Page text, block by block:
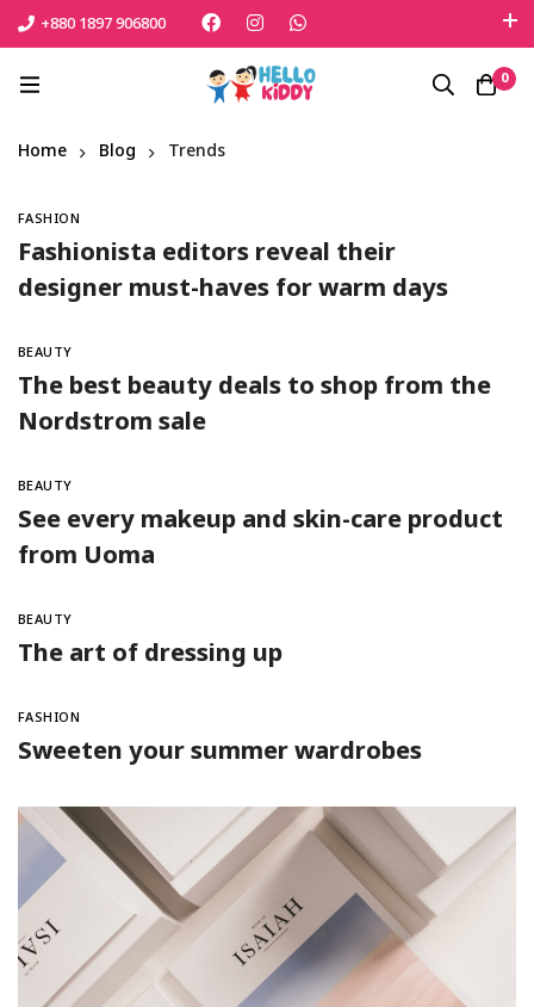
+880 1897 906800
Shop Now
0
Home Blog Trends
FASHION
Fashionista editors reveal their
designer must-haves for warm days
BEAUTY
The best beauty deals to shop from the
Nordstrom sale
BEAUTY
See every makeup and skin-care product
from Uoma
BEAUTY
The art of dressing up
FASHION
Sweeten your summer wardrobes